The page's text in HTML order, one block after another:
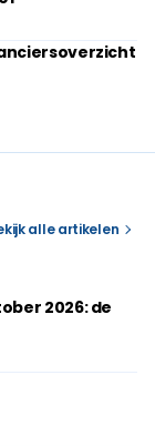
alle artikelen
2026: de